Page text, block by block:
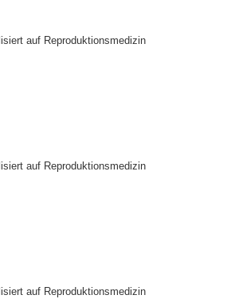
auf Reproduktionsmedizin
auf Reproduktionsmedizin
auf Reproduktionsmedizin